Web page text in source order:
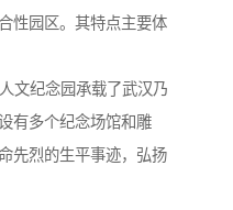
性园区。其特点主要体
文纪念园承载了武汉乃
有多个纪念场馆和雕
先烈的生平事迹，弘扬